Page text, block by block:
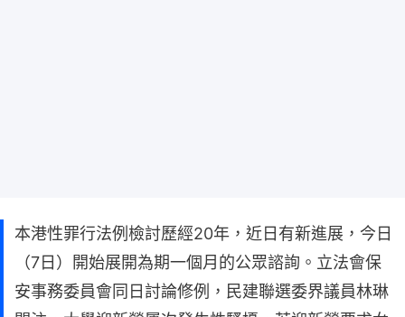
本港性罪行法例檢討歷經20年，近日有新進展，今日
（7日）開始展開為期一個月的公眾諮詢。立法會保
安事務委員會同日討論修例，民建聯選委界議員林琳